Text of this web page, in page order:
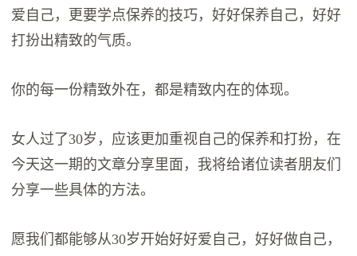
爱自己，更要学点保养的技巧，好好保养自己，好好
打扮出精致的气质。
你的每一份精致外在，都是精致内在的体现。
女人过了30岁，应该更加重视自己的保养和打扮，在
今天这一期的文章分享里面，我将给诸位读者朋友们
分享一些具体的方法。
愿我们都能够从30岁开始好好爱自己，好好做自己，